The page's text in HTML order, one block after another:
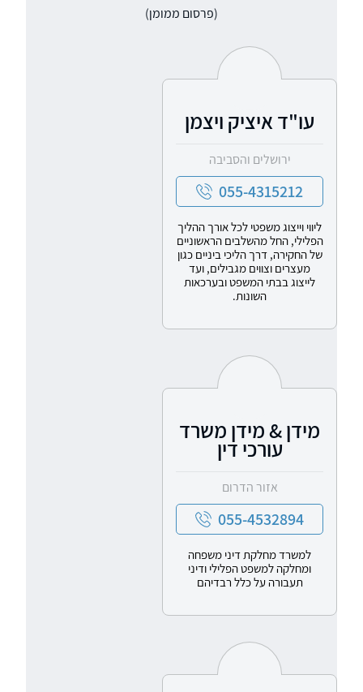
(פרסום ממומן)
עו"ד איציק ויצמן
ירושלים והסביבה
055-4315212
ליווי וייצוג משפטי לכל אורך ההליך
הפלילי, החל מהשלבים הראשוניים
של החקירה, דרך הליכי ביניים כגון
מעצרים וצווים מגבילים, ועד
לייצוג בבתי המשפט ובערכאות
השונות.
מידן & מידן משרד
עורכי דין
אזור הדרום
055-4532894
למשרד מחלקת דיני משפחה
ומחלקה למשפט הפלילי ודיני
תעבורה על כלל רבדיהם